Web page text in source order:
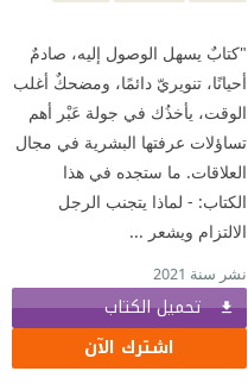
"كتابٌ يسهل الوصول إليه، صادمٌ
أحيانًا، تنويريّ دائمًا، ومضحكٌ أغلب
الوقت، يأخذُك في جولة عَبْر أهم
تساؤلات عرفتها البشرية في مجال
العلاقات. ما ستجده في هذا
الكتاب: - لماذا يتجنب الرجل
الالتزام ويشعر ...
نشر سنة 2021
تحميل الكتاب
اشترك الآن